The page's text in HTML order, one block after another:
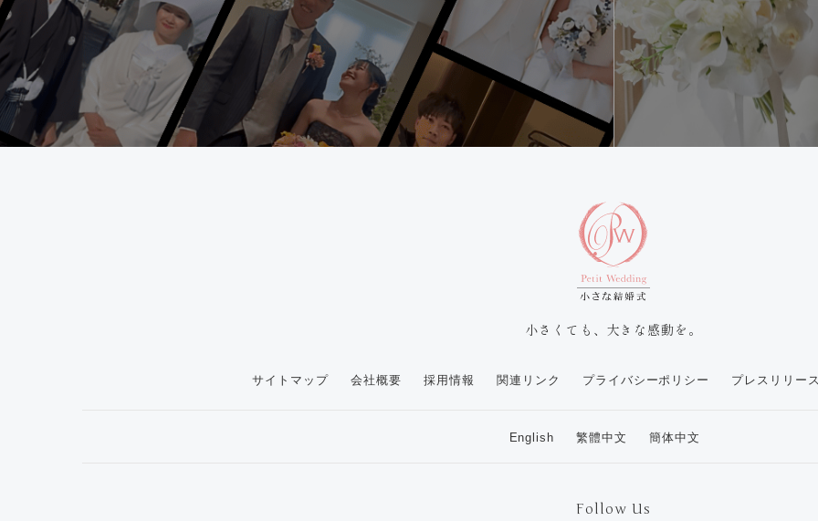
小さくても、大きな感動を。
サイトマップ 会社概要 採用情報 関連リンク プライバシーポリシー プレスリリース
English 繁體中文 簡体中文
Follow Us